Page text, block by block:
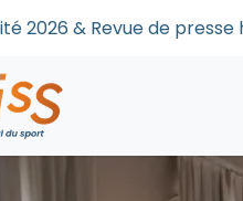
2026 & Revue de